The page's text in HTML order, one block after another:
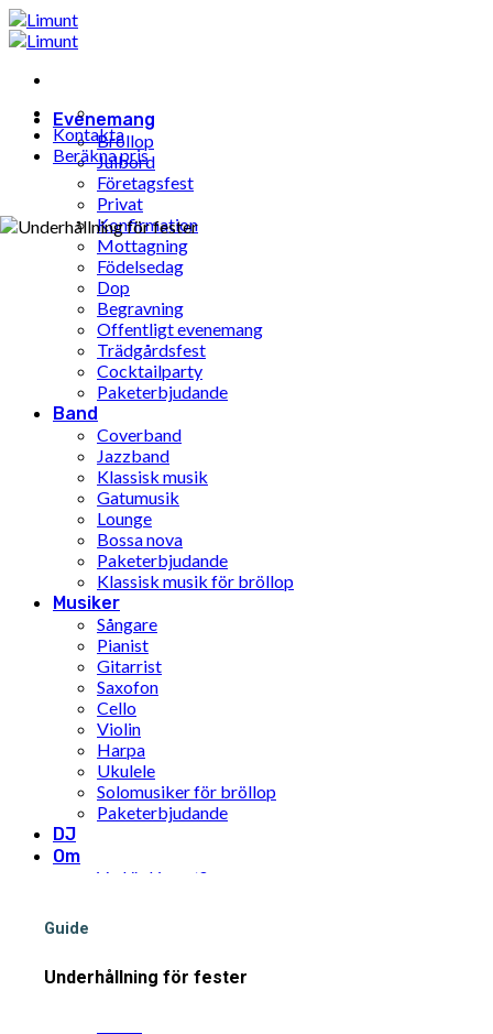
Hoppa
till
Evenemang
Bröllop
Julbord
Företagsfest
Privat
Konfirmation
Mottagning
Födelsedag
Dop
Begravning
Offentligt evenemang
Trädgårdsfest
Cocktailparty
Paketerbjudande
Band
Coverband
Jazzband
Klassisk musik
Gatumusik
Lounge
Bossa nova
Paketerbjudande
Klassisk musik för bröllop
Musiker
Sångare
Pianist
Gitarrist
Saxofon
Cello
Violin
Harpa
Ukulele
Solomusiker för bröllop
Paketerbjudande
DJ
Om
Vad är Limunt?
Inspiration
Kontakta
Beräkna pris
Guide
Underhållning för fester